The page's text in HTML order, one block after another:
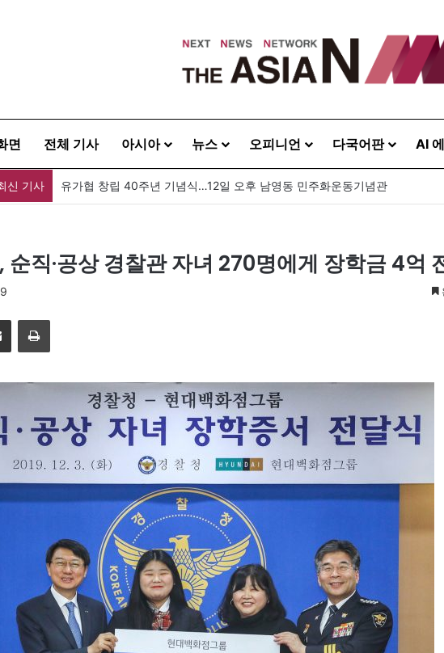
면 전체 기사 아시아 뉴스 오피니언 다국어판 AI
신 기사 유가협 창립 40주년 기념식…12일 오후 남영동 민주화운동기념관
순직·공상 경찰관 자녀 270명에게 장학금 4억
이메일